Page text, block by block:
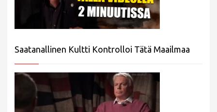
Saatanallinen Kultti Kontrolloi Tätä Maailmaa